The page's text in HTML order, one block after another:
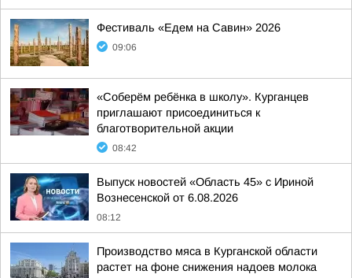
Фестиваль «Едем на Савин» 2026
09:06
«Соберём ребёнка в школу». Курганцев
приглашают присоединиться к
благотворительной акции
08:42
Выпуск новостей «Область 45» с Ириной
Вознесенской от 6.08.2026
08:12
Производство мяса в Курганской области
растет на фоне снижения надоев молока